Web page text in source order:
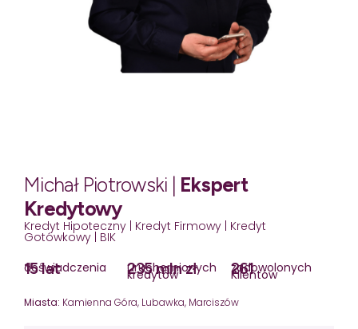
Michał Piotrowski | Ekspert
Kredytowy
Kredyt Hipoteczny | Kredyt Firmowy | Kredyt
Gotówkowy | BIK
15 lat
doświadczenia 235 mln zł
uruchomionych
kredytów 261
zadowolonych
Klientów
Miasta: Kamienna Góra, Lubawka, Marciszów